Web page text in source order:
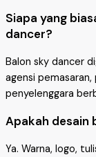
Siapa yang
dancer?
Balon sky dancer
agensi
penyelenggara
Apakah desain
Ya. Warna, logo,